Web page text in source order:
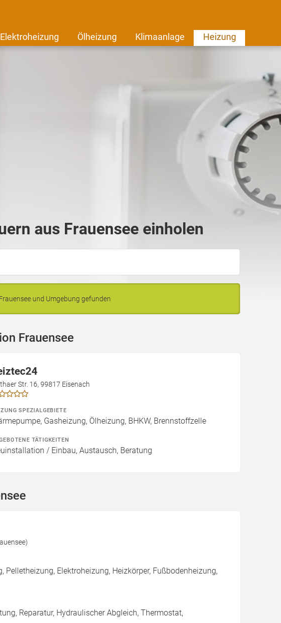
Elektroheizung Ölheizung Klimaanlage Heizung
aus Frauensee einholen
und Umgebung gefunden
Frauensee
Str. 16, 99817 Eisenach
SPEZIALGEBIETE
Gasheizung, Ölheizung, BHKW, Brennstoffzelle
TÄTIGKEITEN
/ Einbau, Austausch, Beratung
Pelletheizung, Elektroheizung, Heizkörper, Fußbodenheizung,
Reparatur, Hydraulischer Abgleich, Thermostat,